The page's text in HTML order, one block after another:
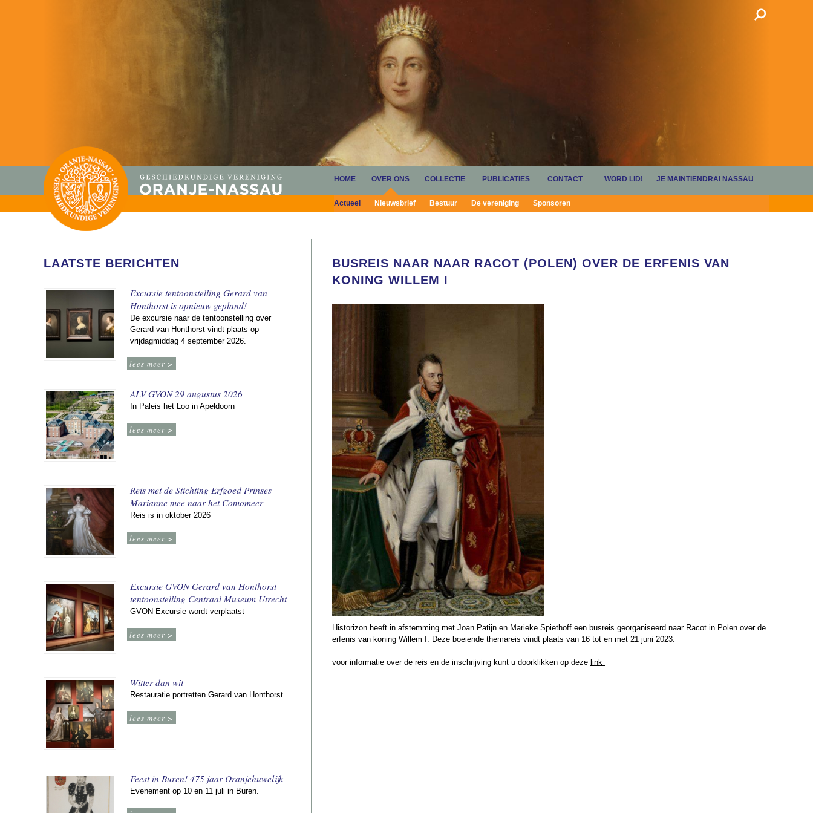
HOME OVER ONS
Actueel Nieuwsbrief Bestuur De vereniging Sponsoren
COLLECTIE PUBLICATIES CONTACT WORD LID! JE MAINTIENDRAI NASSAU
LAATSTE BERICHTEN
Excursie tentoonstelling Gerard van
Honthorst is opnieuw gepland!
De excursie naar de tentoonstelling over
Gerard van Honthorst vindt plaats op
vrijdagmiddag 4 september 2026.
lees meer >
ALV GVON 29 augustus 2026
In Paleis het Loo in Apeldoorn
lees meer >
Reis met de Stichting Erfgoed Prinses
Marianne mee naar het Comomeer
Reis is in oktober 2026
lees meer >
Excursie GVON Gerard van Honthorst
tentoonstelling Centraal Museum Utrecht
GVON Excursie wordt verplaatst
lees meer >
Witter dan wit
Restauratie portretten Gerard van Honthorst.
lees meer >
Feest in Buren! 475 jaar Oranjehuwelijk
Evenement op 10 en 11 juli in Buren.
BUSREIS NAAR NAAR RACOT (POLEN) OVER DE ERFENIS VAN
KONING WILLEM I
Historizon heeft in afstemming met Joan Patijn en Marieke Spiethoff een busreis georganiseerd naar Racot in Polen over de
erfenis van koning Willem I. Deze boeiende themareis vindt plaats van 16 tot en met 21 juni 2023.
voor informatie over de reis en de inschrijving kunt u doorklikken op deze link